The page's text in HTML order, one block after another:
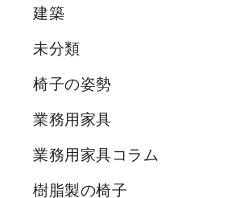
建築
未分類
椅子の姿勢
業務用家具
業務用家具コラム
樹脂製の椅子